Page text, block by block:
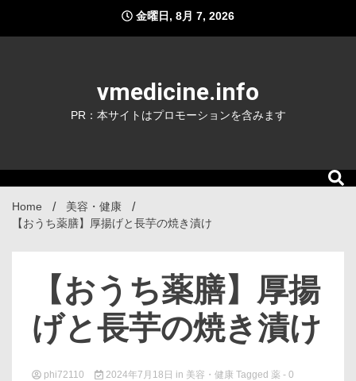
content
金曜日, 8月 7, 2026
vmedicine.info
PR：本サイトはプロモーションを含みます
Home
美容・健康
【おうち薬膳】厚揚げと長芋の焼き漬け
【おうち薬膳】厚揚
げと長芋の焼き漬け
phi72110 2024年7月18日 in 美容・健康 Tagged 薬 - 0